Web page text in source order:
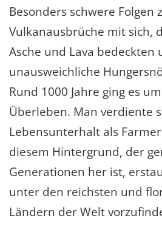
Besonders schwere Folgen
Vulkanausbrüche mit sich,
Asche und Lava bedeckten
unausweichliche
Rund 1000 Jahre ging es
Überleben. Man verdiente
Lebensunterhalt als
diesem Hintergrund, der
Generationen her ist,
unter den reichsten und
Ländern der Welt